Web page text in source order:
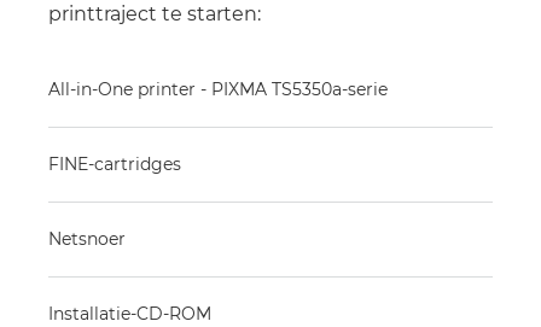
printtraject te starten:
All-in-One printer - PIXMA TS5350a-serie
FINE-cartridges
Netsnoer
Installatie-CD-ROM